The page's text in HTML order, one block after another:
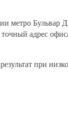
метро
адрес
при